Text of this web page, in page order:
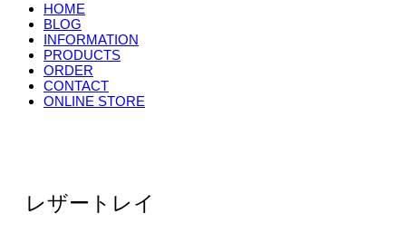
HOME
BLOG
INFORMATION
PRODUCTS
ORDER
CONTACT
ONLINE STORE
レザートレイ